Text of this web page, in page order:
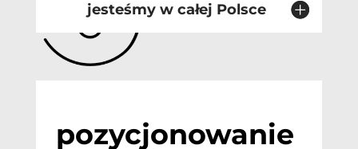
jesteśmy w całej Polsce
pozycjonowanie